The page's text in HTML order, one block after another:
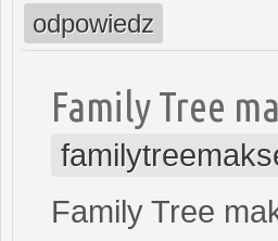
odpowiedz
Family Tree
Family Tree